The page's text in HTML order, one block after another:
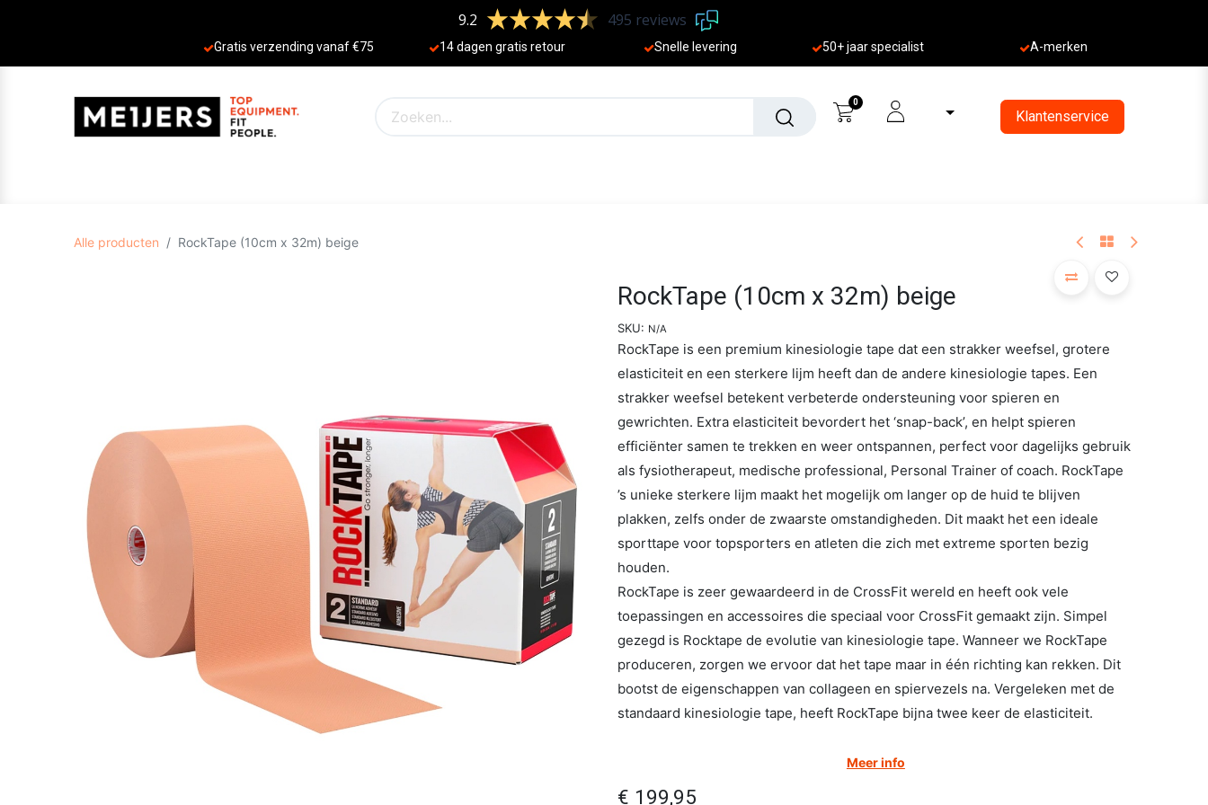
9.2 495 reviews
Gratis verzending vanaf €75 14 dagen gratis retour Sne lle levering 50+ jaar specialist A-merken
0
Klantenservice
Alle producten RockTape (10cm x 32m) beige
RockTape (10cm x 32m) beige
SKU: N/A
RockTape is een premium kinesiologie tape dat een strakker weefsel, grotere
elasticiteit en een sterkere lijm heeft dan de andere kinesiologie tapes. Een
strakker weefsel betekent verbeterde ondersteuning voor spieren en
gewrichten. Extra elasticiteit bevordert het ‘snap-back’, en helpt spieren
efficiënter samen te trekken en weer ontspannen, perfect voor dagelijks gebruik
als fysiotherapeut, medische professional, Personal Trainer of coach. RockTape
’s unieke sterkere lijm maakt het mogelijk om langer op de huid te blijven
plakken, zelfs onder de zwaarste omstandigheden. Dit maakt het een ideale
sporttape voor topsporters en atleten die zich met extreme sporten bezig
houden.
RockTape is zeer gewaardeerd in de CrossFit wereld en heeft ook vele
toepassingen en accessoires die speciaal voor CrossFit gemaakt zijn. Simpel
gezegd is Rocktape de evolutie van kinesiologie tape. Wanneer we RockTape
produceren, zorgen we ervoor dat het tape maar in één richting kan rekken. Dit
bootst de eigenschappen van collageen en spiervezels na. Vergeleken met de
standaard kinesiologie tape, heeft RockTape bijna twee keer de elasticiteit.
Meer info
€ 199,95